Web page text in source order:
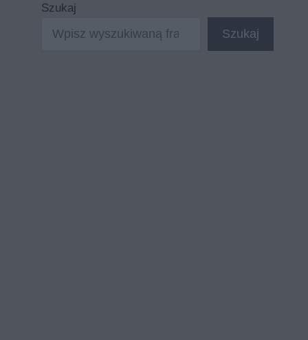
Szukaj
Szukaj